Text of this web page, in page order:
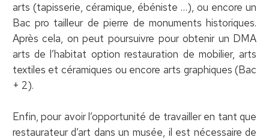
arts (tapisserie, céramique, ébéniste …), ou encore un
Bac pro tailleur de pierre de monuments historiques.
Après cela, on peut poursuivre pour obtenir un DMA
arts de l’habitat option restauration de mobilier, arts
textiles et céramiques ou encore arts graphiques (Bac
+ 2).
Enfin, pour avoir l’opportunité de travailler en tant que
restaurateur d’art dans un musée, il est nécessaire de